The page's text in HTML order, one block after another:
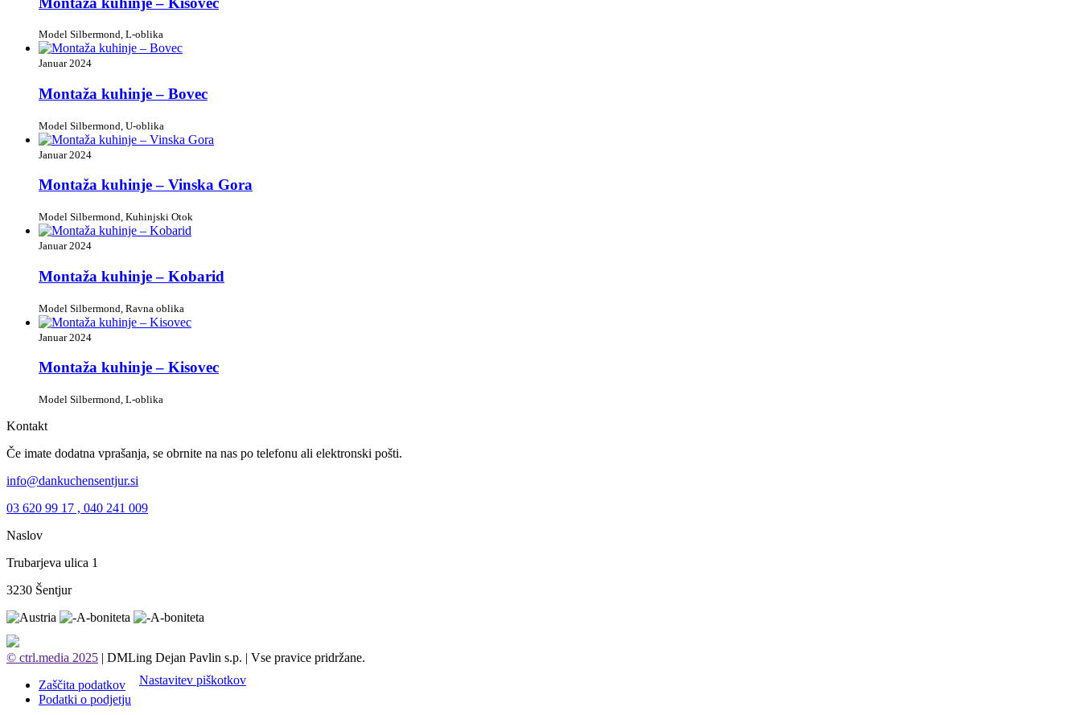
Model Silbermond, L-oblika
Januar 2024
Montaža kuhinje – Bovec
Model Silbermond, U-oblika
Januar 2024
Montaža kuhinje – Vinska Gora
Model Silbermond, Kuhinjski Otok
Januar 2024
Montaža kuhinje – Kobarid
Model Silbermond, Ravna oblika
Januar 2024
Montaža kuhinje – Kisovec
Model Silbermond, L-oblika
Kontakt
Če imate dodatna vprašanja, se obrnite na nas po telefonu ali elektronski pošti.
info@dankuchensentjur.si
03 620 99 17 , 040 241 009
Naslov
Trubarjeva ulica 1
3230 Šentjur
© ctrl.media 2025 | DMLing Dejan Pavlin s.p. | Vse pravice pridržane.
Zaščita podatkov
Podatki o podjetju
Nastavitev piškotkov